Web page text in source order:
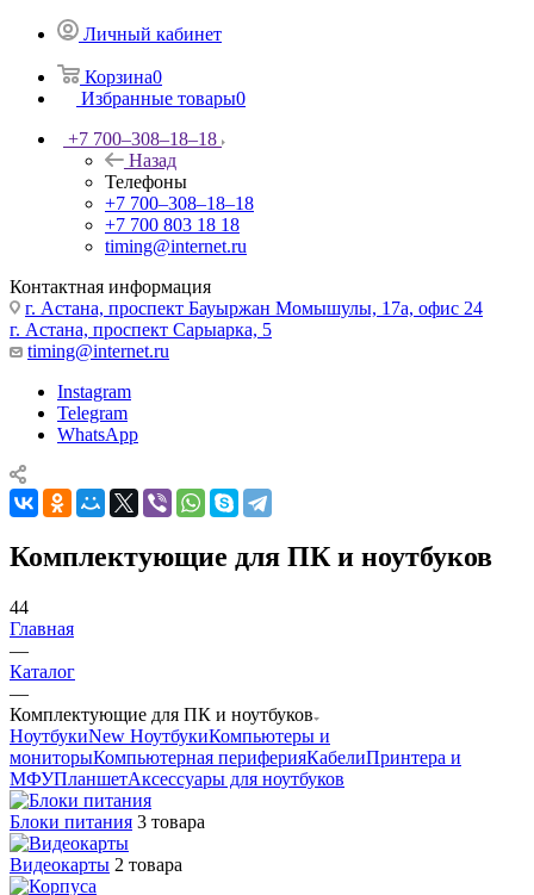
Личный кабинет
Корзина0
Избранные товары0
+7 700‒308‒18‒18
Назад
Телефоны
+7 700‒308‒18‒18
+7 700 803 18 18
timing@internet.ru
Контактная информация
г. Астана, проспект Бауыржан Момышулы, 17а, офис 24
г. Астана, проспект Сарыарка, 5
timing@internet.ru
Instagram
Telegram
WhatsApp
Комплектующие для ПК и ноутбуков
44
Главная
—
Каталог
—
Комплектующие для ПК и ноутбуков
НоутбукиNew НоутбукиКомпьютеры и
мониторыКомпьютерная периферияКабелиПринтера и
МФУПланшетАксессуары для ноутбуков
Блоки питания 3 товара
Видеокарты 2 товара